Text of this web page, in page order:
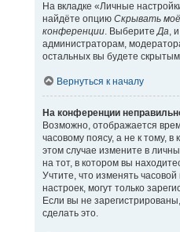
На вкладке «Личные
найдёте опцию Скрывать
конференции. ВыберитеДа,
администраторам,
остальных вы будете
Вернуться к началу
На конференции
Возможно, отображается
часовому поясу, а не к тому,
этом случае измените в
на тот, в котором вы
Учтите, что изменять
настроек, могут только
Если вы не
сделать это.